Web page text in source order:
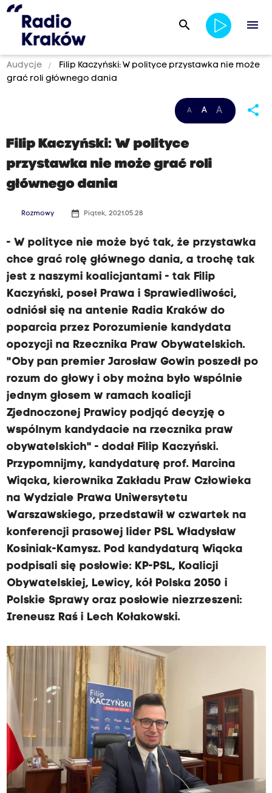
search menu
Audycje
Filip Kaczyński: W polityce przystawka nie może
grać roli głównego dania
A A A share
Filip Kaczyński: W polityce
przystawka nie może grać roli
głównego dania
Rozmowy date_range Piątek, 2021.05.28
- W polityce nie może być tak, że przystawka
chce grać rolę głównego dania, a trochę tak
jest z naszymi koalicjantami - tak Filip
Kaczyński, poseł Prawa i Sprawiedliwości,
odniósł się na antenie Radia Kraków do
poparcia przez Porozumienie kandydata
opozycji na Rzecznika Praw Obywatelskich.
"Oby pan premier Jarosław Gowin poszedł po
rozum do głowy i oby można było wspólnie
jednym głosem w ramach koalicji
Zjednoczonej Prawicy podjąć decyzję o
wspólnym kandydacie na rzecznika praw
obywatelskich" - dodał Filip Kaczyński.
Przypomnijmy, kandydaturę prof. Marcina
Wiącka, kierownika Zakładu Praw Człowieka
na Wydziale Prawa Uniwersytetu
Warszawskiego, przedstawił w czwartek na
konferencji prasowej lider PSL Władysław
Kosiniak-Kamysz. Pod kandydaturą Wiącka
podpisali się posłowie: KP-PSL, Koalicji
Obywatelskiej, Lewicy, kół Polska 2050 i
Polskie Sprawy oraz posłowie niezrzeszeni:
Ireneusz Raś i Lech Kołakowski.